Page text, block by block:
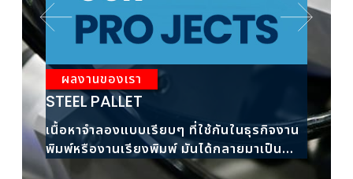
ผลงานของเรา
STEEL PALLET
เนื้อหาจำลองแบบเรียบๆ ที่ใช้กันในธุรกิจงาน
พิมพ์หรืองานเรียงพิมพ์ มันได้กลายมาเป็น
เนื้อหาจำลองมาตรฐาน
เนื้อ